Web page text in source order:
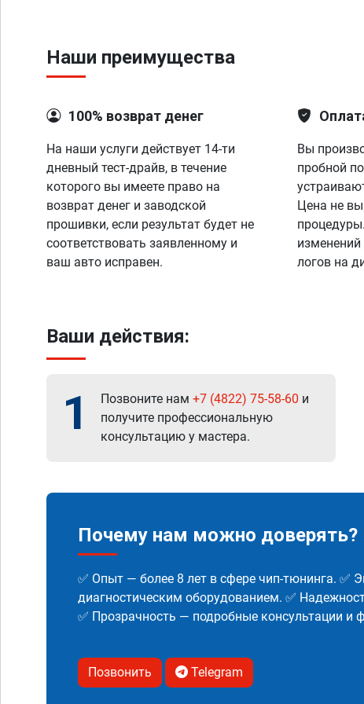
Наши преимущества
100% возврат денег
На наши услуги действует 14-ти
дневный тест-драйв, в течение
которого вы имеете право на
возврат денег и заводской
прошивки, если результат будет не
соответствовать заявленному и
ваш авто исправен.
Вы
пробной
Цена не
логов на
Ваши действия:
1 Позвоните нам +7 (4822) 75-58-60 и
получите профессиональную
консультацию у мастера.
Почему нам можно доверять?
✅ Опыт — более 8 лет в сфере чип-тюнинга.
диагностическим оборудованием. ✅
✅ Прозрачность — подробные консультации и
Позвонить Telegram